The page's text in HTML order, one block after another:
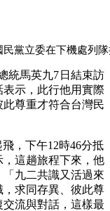
黨立委在下機處列
統馬英九7日結束訪
示，此行他用實際
尊重才符合台灣民
，下午12時46分抵
這趟旅程下來，他
九二共識又活過來
求同存異、彼此尊
流與對話，這樣最